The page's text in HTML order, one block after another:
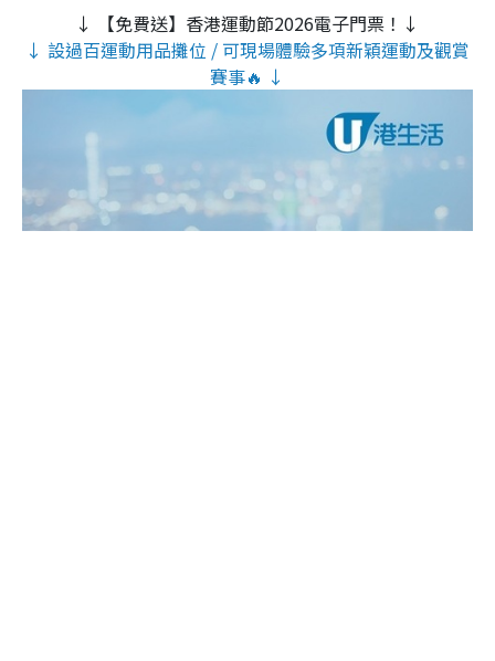
↓ 【免費送】香港運動節2026電子門票！↓
↓ 設過百運動用品攤位 / 可現場體驗多項新穎運動及觀賞
賽事🔥 ↓